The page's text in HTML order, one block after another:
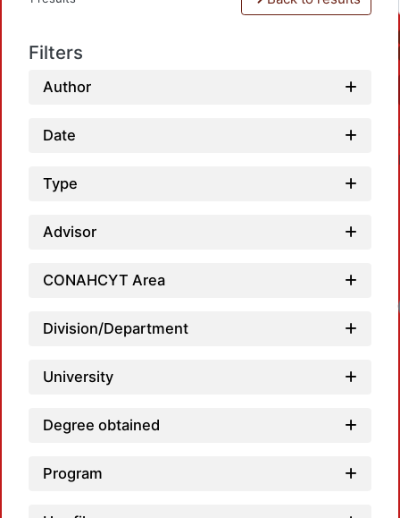
Filters
Author
Date
Type
Advisor
CONAHCYT Area
Division/Department
University
Degree obtained
Program